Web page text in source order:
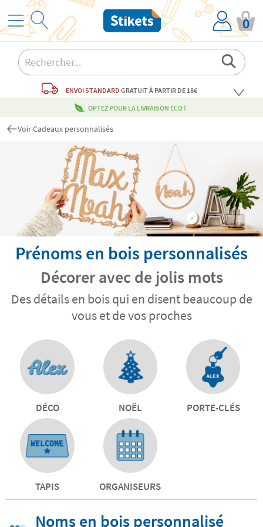
0
ENVOI STANDARDGRATUITÀ PARTIR DE 18€
OPTEZ POUR LA LIVRAISON ECO !
Voir Cadeaux personnalisés
Prénoms en bois personnalisés
Décorer avec de jolis mots
Des détails en bois qui en disent beaucoup de
vous et de vos proches
DÉCO NOËL PORTE-CLÉS
TAPIS ORGANISEURS
Noms en bois personnalisé